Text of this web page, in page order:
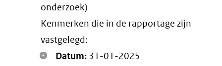
onderzoek)
Kenmerken die in de rapportage zijn
vastgelegd:
Datum: 31-01-2025